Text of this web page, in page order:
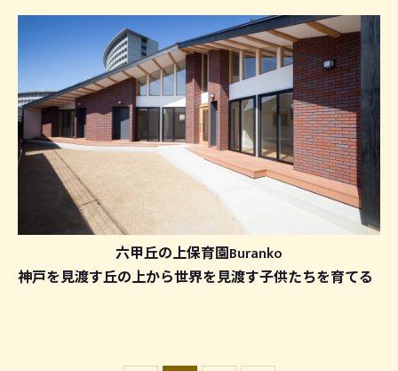
六甲丘の上保育園Buranko
神戸を見渡す丘の上から世界を見渡す子供たちを育てる